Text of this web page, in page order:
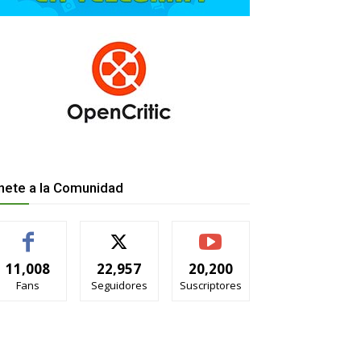
a la Comunidad
11,008
Fans
22,957
Seguidores
20,200
Suscriptores